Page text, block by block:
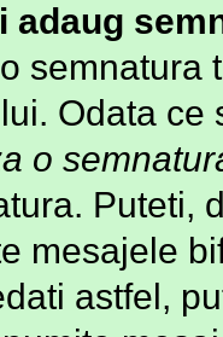
adaug
semnatura
Odata
o
Puteti,
mesajele
astfel,